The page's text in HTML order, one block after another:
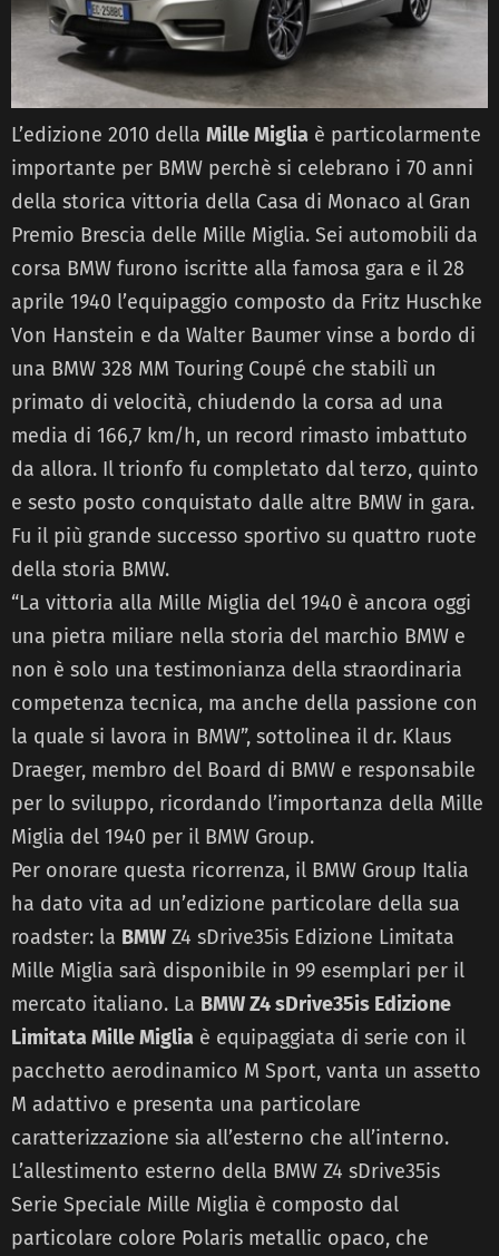
L’edizione 2010 della Mille Miglia è particolarmente
importante per BMW perchè si celebrano i 70 anni
della storica vittoria della Casa di Monaco al Gran
Premio Brescia delle Mille Miglia. Sei automobili da
corsa BMW furono iscritte alla famosa gara e il 28
aprile 1940 l’equipaggio composto da Fritz Huschke
Von Hanstein e da Walter Baumer vinse a bordo di
una BMW 328 MM Touring Coupé che stabilì un
primato di velocità, chiudendo la corsa ad una
media di 166,7 km/h, un record rimasto imbattuto
da allora. Il trionfo fu completato dal terzo, quinto
e sesto posto conquistato dalle altre BMW in gara.
Fu il più grande successo sportivo su quattro ruote
della storia BMW.
“La vittoria alla Mille Miglia del 1940 è ancora oggi
una pietra miliare nella storia del marchio BMW e
non è solo una testimonianza della straordinaria
competenza tecnica, ma anche della passione con
la quale si lavora in BMW”, sottolinea il dr. Klaus
Draeger, membro del Board di BMW e responsabile
per lo sviluppo, ricordando l’importanza della Mille
Miglia del 1940 per il BMW Group.
Per onorare questa ricorrenza, il BMW Group Italia
ha dato vita ad un’edizione particolare della sua
roadster: la BMW Z4 sDrive35is Edizione Limitata
Mille Miglia sarà disponibile in 99 esemplari per il
mercato italiano. La BMW Z4 sDrive35is Edizione
Limitata Mille Miglia è equipaggiata di serie con il
pacchetto aerodinamico M Sport, vanta un assetto
M adattivo e presenta una particolare
caratterizzazione sia all’esterno che all’interno.
L’allestimento esterno della BMW Z4 sDrive35is
Serie Speciale Mille Miglia è composto dal
particolare colore Polaris metallic opaco, che